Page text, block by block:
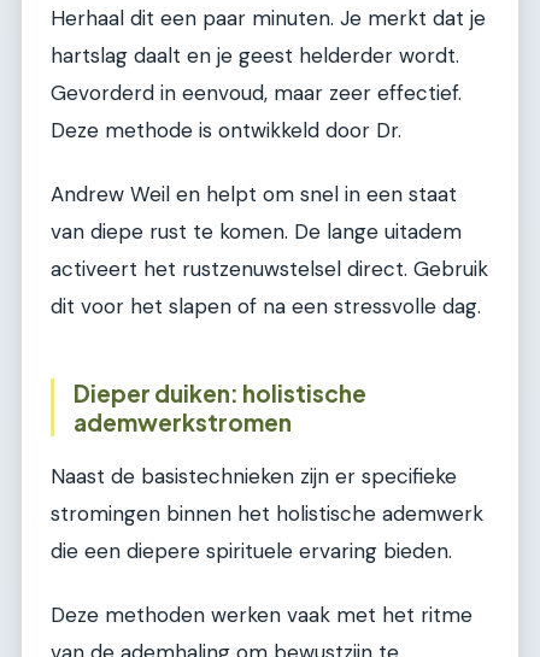
Herhaal dit een paar minuten. Je merkt dat je
hartslag daalt en je geest helderder wordt.
Gevorderd in eenvoud, maar zeer effectief.
Deze methode is ontwikkeld door Dr.
Andrew Weil en helpt om snel in een staat
van diepe rust te komen. De lange uitadem
activeert het rustzenuwstelsel direct. Gebruik
dit voor het slapen of na een stressvolle dag.
Dieper duiken: holistische
ademwerkstromen
Naast de basistechnieken zijn er specifieke
stromingen binnen het holistische ademwerk
die een diepere spirituele ervaring bieden.
Deze methoden werken vaak met het ritme